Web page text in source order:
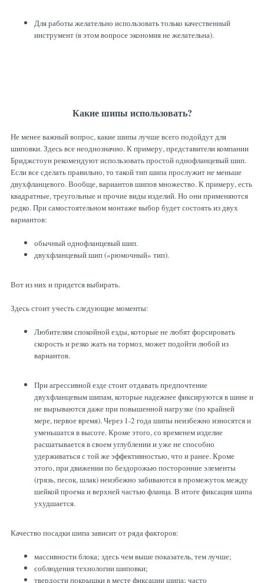
Для работы желательно использовать только качественный
инструмент (в этом вопросе экономия не желательна).
Какие шипы использовать?
Не менее важный вопрос, какие шипы лучше всего подойдут для
шиповки. Здесь все неоднозначно. К примеру, представители компании
Бриджстоун рекомендуют использовать простой однофланцевый шип.
Если все сделать правильно, то такой тип шипа прослужит не меньше
двухфланцевого. Вообще, вариантов шипов множество. К примеру, есть
квадратные, треугольные и прочие виды изделий. Но они применяются
редко. При самостоятельном монтаже выбор будет состоять из двух
вариантов:
обычный однофланцевый шип.
двухфланцевый шип («рюмочный» тип).
Вот из них и придется выбирать.
Здесь стоит учесть следующие моменты:
Любителям спокойной езды, которые не любят форсировать
скорость и резко жать на тормоз, может подойти любой из
вариантов.
При агрессивной езде стоит отдавать предпочтение
двухфланцевым шипам, которые надежнее фиксируются в шине и
не вырываются даже при повышенной нагрузке (по крайней
мере, первое время). Через 1-2 года шипы неизбежно износятся и
уменьшатся в высоте. Кроме этого, со временем изделие
расшатывается в своем углублении и уже не способно
удерживаться с той же эффективностью, что и ранее. Кроме
этого, при движении по бездорожью посторонние элементы
(грязь, песок, шлак) неизбежно забиваются в промежуток между
шейкой проема и верхней частью фланца. В итоге фиксация шипа
ухудшается.
Качество посадки шипа зависит от ряда факторов:
массивности блока; здесь чем выше показатель, тем лучше;
соблюдения технологии шиповки;
твердости покрышки в месте фиксации шипа; часто